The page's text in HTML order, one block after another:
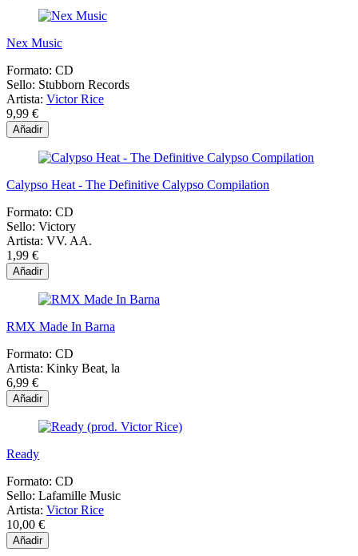
Nex Music
Formato: CD
Sello: Stubborn Records
Artista: Victor Rice
9,99 €
Añadir
Calypso Heat - The Definitive Calypso Compilation
Formato: CD
Sello: Victory
Artista: VV. AA.
1,99 €
Añadir
RMX Made In Barna
Formato: CD
Artista: Kinky Beat, la
6,99 €
Añadir
Ready
Formato: CD
Sello: Lafamille Music
Artista: Victor Rice
10,00 €
Añadir